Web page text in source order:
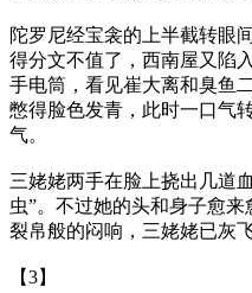
陀罗尼经宝衾的上半截转眼
得分文不值了，西南屋又陷
手电筒，看见崔大离和臭鱼
憋得脸色发青，此时一口气
气。
三姥姥两手在脸上挠出几道
虫”。不过她的头和身子愈
裂帛般的闷响，三姥姥已灰飞
【3】